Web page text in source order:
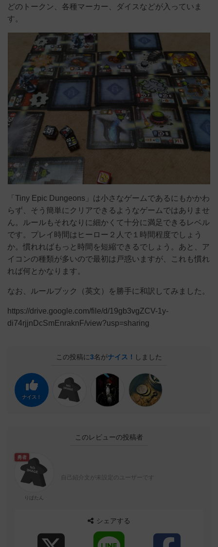
どのトークン、各種マーカー、ダイスなどが入っていま
す。
「Tiny Epic Dungeons」は小さなゲームであるにもかかわ
らず、そう簡単にクリアできるようなゲームではありませ
ん。ルールもそれなりに細かくて十分に満足できるレベル
です。プレイ時間はヒーロー２人で１時間程度でしょう
か。慣れればもっと時間を短縮できるでしょう。あと、ア
イコンの種類が多いので最初は戸惑いますが、これも慣れ
れば何とかなります。
なお、ルールブック（英文）を勝手に和訳してみました。
https://drive.google.com/file/d/19gb3vgZCV-1y-
di74rjjnDcSmEnraknF/view?usp=sharing
この投稿に3名がナイス！ しました
ナイス！
このレビューの投稿者
勇者
りばたん
自己紹介文が未設定のユーザーです
シェアする